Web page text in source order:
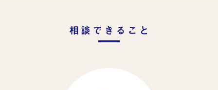
相談できること